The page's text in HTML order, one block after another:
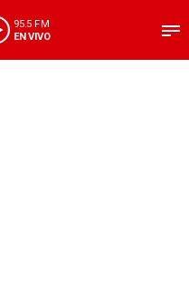
95.5 FM
EN VIVO